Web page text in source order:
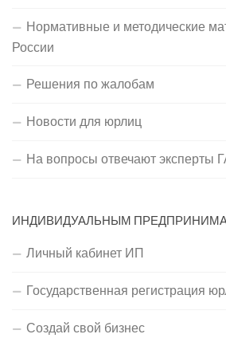
Нормативные и методические
России
Решения по жалобам
Новости для юрлиц
На вопросы отвечают эксперты
ИНДИВИДУАЛЬНЫМ
Личный кабинет ИП
Государственная регистрация
Создай свой бизнес